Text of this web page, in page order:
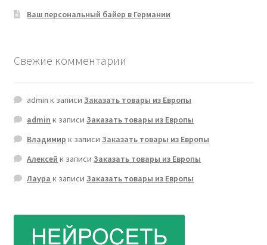
Ваш персональный байер в Германии
Свежие комментарии
admin к записиЗаказать товары из Европы
admin к записиЗаказать товары из Европы
Владимир к записиЗаказать товары из Европы
Алексей к записиЗаказать товары из Европы
Лаура к записиЗаказать товары из Европы